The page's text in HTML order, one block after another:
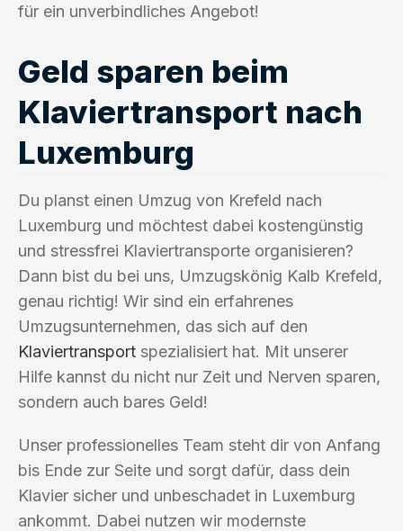
für ein unverbindliches Angebot!
Geld sparen beim
Klaviertransport nach
Luxemburg
Du planst einen Umzug von Krefeld nach
Luxemburg und möchtest dabei kostengünstig
und stressfrei Klaviertransporte organisieren?
Dann bist du bei uns, Umzugskönig Kalb Krefeld,
genau richtig! Wir sind ein erfahrenes
Umzugsunternehmen, das sich auf den
Klaviertransport spezialisiert hat. Mit unserer
Hilfe kannst du nicht nur Zeit und Nerven sparen,
sondern auch bares Geld!
Unser professionelles Team steht dir von Anfang
bis Ende zur Seite und sorgt dafür, dass dein
Klavier sicher und unbeschadet in Luxemburg
ankommt. Dabei nutzen wir modernste